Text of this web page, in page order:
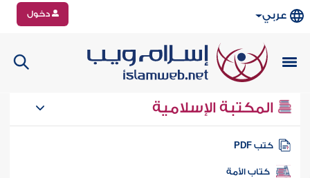
عربي دخول
المكتبة الإسلامية
كتب PDF